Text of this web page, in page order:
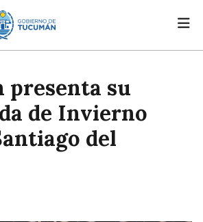
presenta su
de Invierno
del